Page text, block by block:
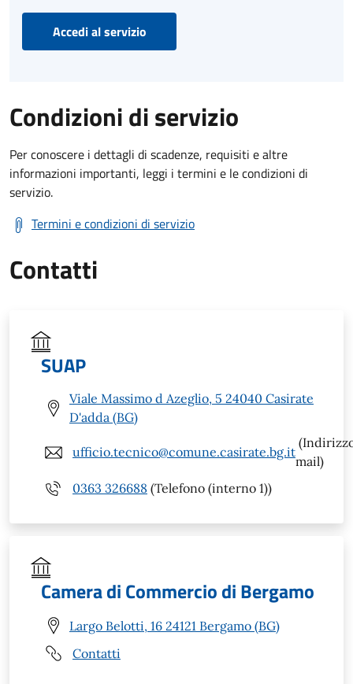
Accedi al servizio
Condizioni di servizio
Per conoscere i dettagli di scadenze, requisiti e altre
informazioni importanti, leggi i termini e le condizioni di
servizio.
Termini e condizioni di servizio
Contatti
SUAP
Viale Massimo d Azeglio, 5 24040 Casirate
D'adda (BG)
ufficio.tecnico@comune.casirate.bg.it
mail)
0363 326688 (Telefono (interno 1))
Camera di Commercio di Bergamo
Largo Belotti, 16 24121 Bergamo (BG)
Contatti